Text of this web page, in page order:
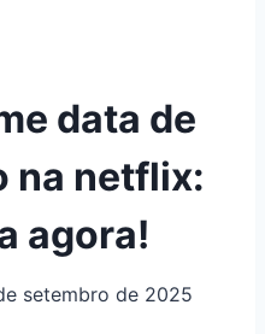
data de
na netflix:
agora!
setembro de 2025